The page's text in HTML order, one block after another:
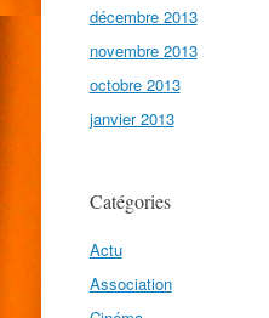
décembre 2013
novembre 2013
octobre 2013
janvier 2013
Catégories
Actu
Association